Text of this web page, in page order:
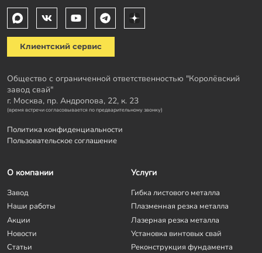
Клиентский сервис
Общество с ограниченной ответственностью "Королёвский
завод свай"
г. Москва, пр. Андропова, 22, к. 23
(время встречи согласовывается по предварительному звонку)
Политика конфиденциальности
Пользовательское соглашение
О компании
Завод
Наши работы
Акции
Новости
Статьи
Услуги
Гибка листового металла
Плазменная резка металла
Лазерная резка металла
Установка винтовых свай
Реконструкция фундамента